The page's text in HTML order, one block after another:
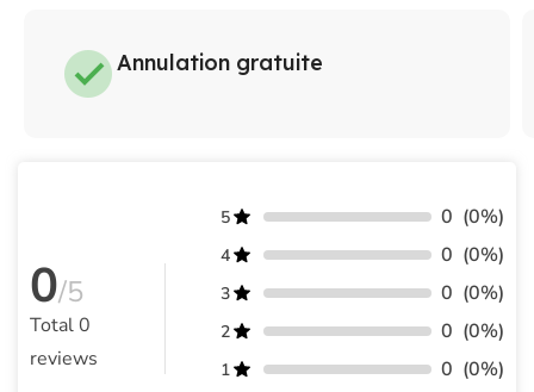
Annulation gratuite
0/5
Total0
reviews
5 0 (0%)
4 0 (0%)
3 0 (0%)
2 0 (0%)
1 0 (0%)